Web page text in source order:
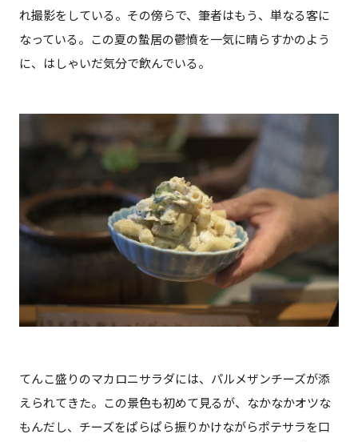
れ撮影をしている。その傍らで、筆者はもう、単なる客に
なっている。この夏の蟄居の鬱憤を一気に晴らすかのよう
に、はしゃいだ気分で飲んでいる。
てんこ盛りのマカロニサラダには、パルメザンチーズが添
えられてきた。この景色も初めて見るが、なかなかオツな
もんだし、チーズをぱらぱら振りかけながらポテサラを口